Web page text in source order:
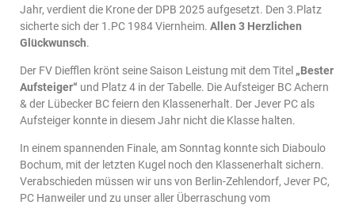
Jahr, verdient die Krone der DPB 2025 aufgesetzt. Den 3.Platz
sicherte sich der 1.PC 1984 Viernheim. Allen 3 Herzlichen
Glückwunsch.
Der FV Diefflen krönt seine Saison Leistung mit dem Titel „Bester
Aufsteiger“ und Platz 4 in der Tabelle. Die Aufsteiger BC Achern
& der Lübecker BC feiern den Klassenerhalt. Der Jever PC als
Aufsteiger konnte in diesem Jahr nicht die Klasse halten.
In einem spannenden Finale, am Sonntag konnte sich Diaboulo
Bochum, mit der letzten Kugel noch den Klassenerhalt sichern.
Verabschieden müssen wir uns von Berlin-Zehlendorf, Jever PC,
PC Hanweiler und zu unser aller Überraschung vom